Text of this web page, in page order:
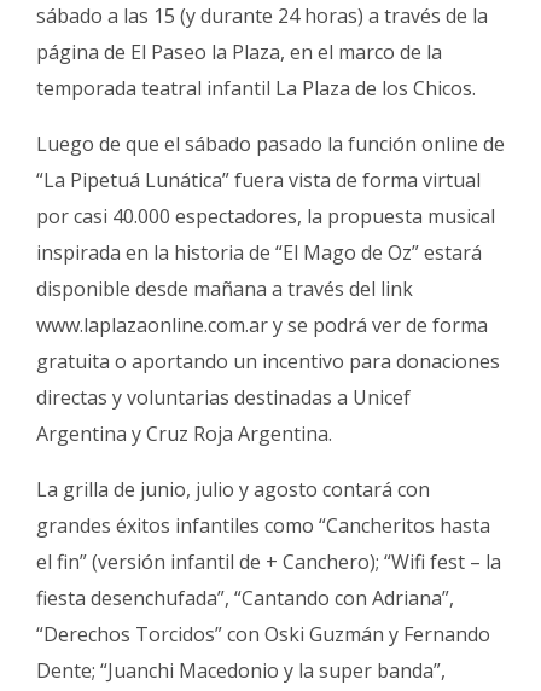
sábado a las 15 (y durante 24 horas) a través de la
página de El Paseo la Plaza, en el marco de la
temporada teatral infantil La Plaza de los Chicos.
Luego de que el sábado pasado la función online de
“La Pipetuá Lunática” fuera vista de forma virtual
por casi 40.000 espectadores, la propuesta musical
inspirada en la historia de “El Mago de Oz” estará
disponible desde mañana a través del link
www.laplazaonline.com.ar y se podrá ver de forma
gratuita o aportando un incentivo para donaciones
directas y voluntarias destinadas a Unicef
Argentina y Cruz Roja Argentina.
La grilla de junio, julio y agosto contará con
grandes éxitos infantiles como “Cancheritos hasta
el fin” (versión infantil de + Canchero); “Wifi fest – la
fiesta desenchufada”, “Cantando con Adriana”,
“Derechos Torcidos” con Oski Guzmán y Fernando
Dente; “Juanchi Macedonio y la super banda”,